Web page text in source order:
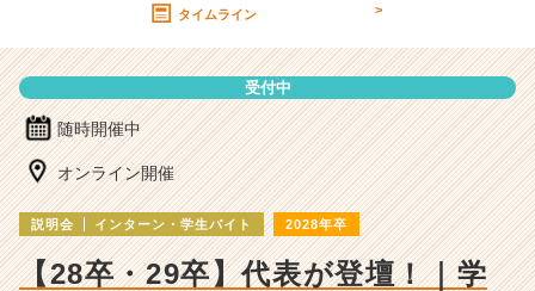
チ
ャ
ー・
成
ら
カ
タイムライン >
受付中
随時開催中
オンライン開催
説明会 インターン・学生バイト 2028年卒
【28卒・29卒】代表が登壇！｜学